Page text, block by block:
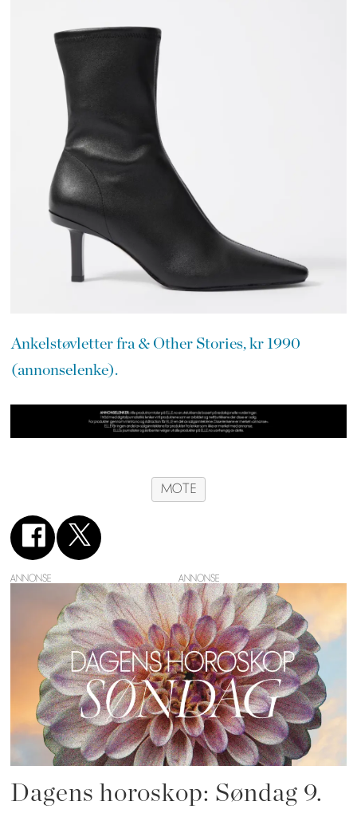
Ankelstøvletter fra & Other Stories, kr 1990
(annonselenke).
MOTE
ANNONSE
Dagens horoskop: Søndag 9.